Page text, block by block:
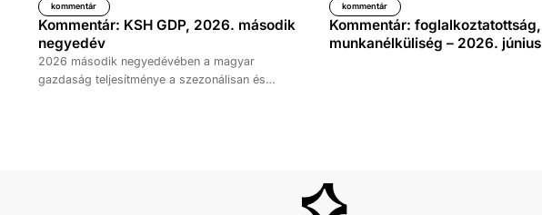
kommentár
Kommentár: KSH GDP, 2026. második
negyedév
2026 második negyedévében a magyar
gazdaság teljesítménye a szezonálisan és
kommentár
Kommentár: foglalkoztatottság,
munkanélküliség – 2026. június